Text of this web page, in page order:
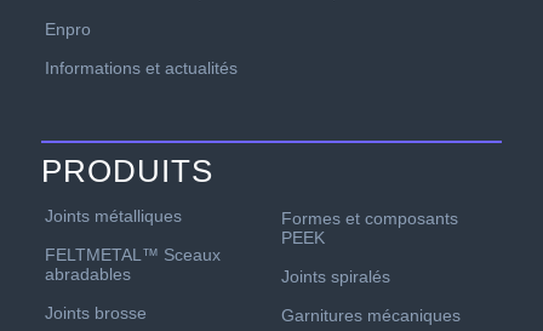
Enpro
Informations et actualités
PRODUITS
Joints métalliques
FELTMETAL™ Sceaux
abradables
Joints brosse
Formes et composants
PEEK
Joints spiralés
Garnitures mécaniques